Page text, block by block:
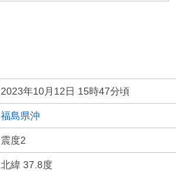
2023年10月12日 15時47分頃
福島県沖
震度2
北緯 37.8度